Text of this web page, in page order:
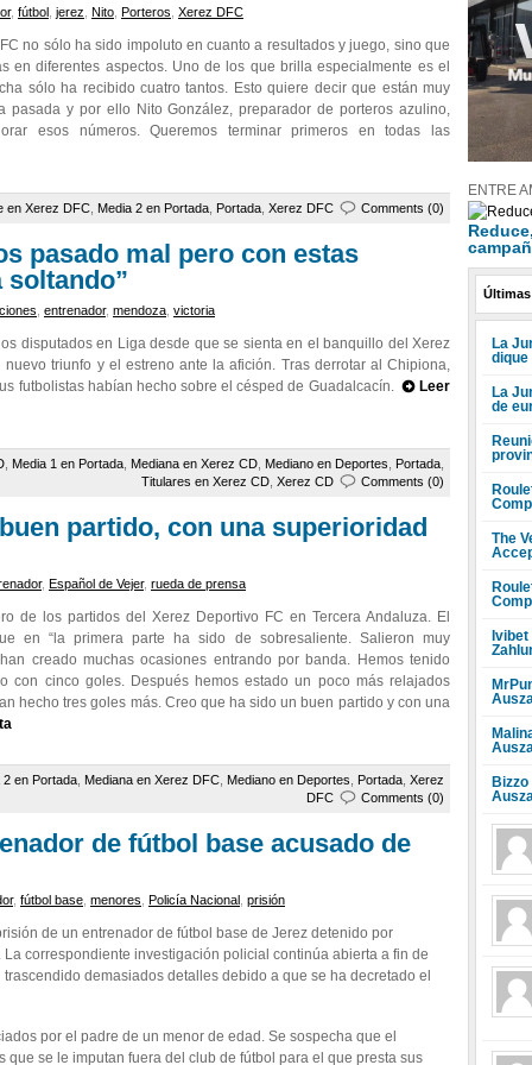
, fútbol jerez Nito Porteros Xerez DFC
no sólo ha sido impoluto en cuanto a resultados y juego, sino que
en diferentes aspectos. Uno de los que brilla especialmente es el
sólo ha recibido cuatro tantos. Esto quiere decir que están muy
y por ello Nito González, preparador de porteros azulino,
esos números. Queremos terminar primeros en todas las
en Xerez DFC Media 2 en Portada Portada Xerez DFC Comments (0)
pasado mal pero con estas
soltando”
entrenador, mendoza victoria
disputados en Liga desde que se sienta en el banquillo del Xerez
nuevo triunfo y el estreno ante la afición. Tras derrotar al Chipiona,
futbolistas habían hecho sobre el césped de Guadalcacín.
Leer
Media 1 en Portada Mediana en Xerez CD Mediano en Deportes Portada
Titulares en Xerez CD Xerez CD Comments (0)
partido, con una superioridad
, Español de Vejer, rueda de prensa
de los partidos del Xerez Deportivo FC en Tercera Andaluza. El
en “la primera parte ha sido de sobresaliente. Salieron muy
creado muchas ocasiones entrando por banda. Hemos tenido
con cinco goles. Después hemos estado un poco más relajados
hecho tres goles más. Creo que ha sido un buen partido y con una
2 en Portada Mediana en Xerez DFC Mediano en Deportes Portada Xerez
DFC
Comments (0)
de fútbol base acusado de
, fútbol base menores Policía Nacional prisión
de un entrenador de fútbol base de Jerez detenido por
correspondiente investigación policial continúa abierta a fin de
demasiados detalles debido a que se ha decretado el
por el padre de un menor de edad. Se sospecha que el
se le imputan fuera del club de fútbol para el que presta sus
ENTRE
La
dique
La
de
The
Ivibet
Bizzo